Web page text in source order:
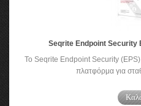
Seqrite Endpoint Security
Το Seqrite Endpoint Security (EPS)
πλατφόρμα για